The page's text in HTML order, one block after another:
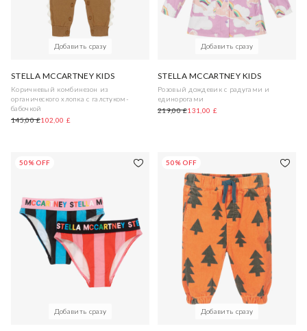
Добавить сразу
STELLA MCCARTNEY KIDS
Коричневый комбинезон из
органического хлопка с галстуком-
бабочкой
145,00 £102,00 £
Добавить сразу
STELLA MCCARTNEY KIDS
Розовый дождевик с радугами и
единорогами
219,00 £131,00 £
50% OFF
Добавить сразу
50% OFF
Добавить сразу